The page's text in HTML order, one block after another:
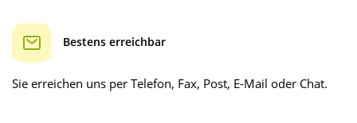
Bestens erreichbar
Sie erreichen uns per Telefon, Fax, Post, E-Mail oder Chat.